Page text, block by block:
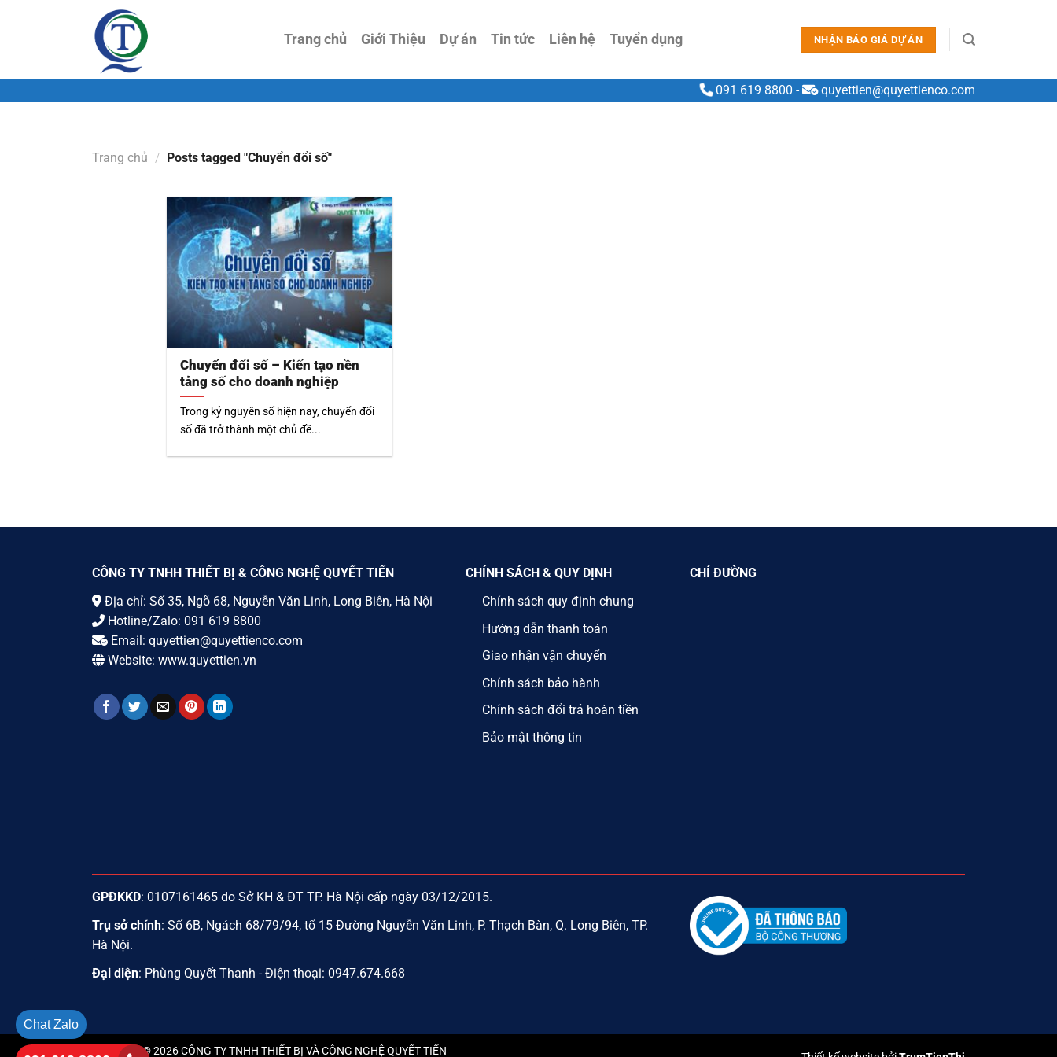
Trang chủ Giới Thiệu Dự án Tin tức Liên hệ Tuyển dụng NHẬN BÁO GIÁ DỰ ÁN
091 619 8800 - quyettien@quyettienco.com
Trang chủ / Posts tagged "Chuyển đổi số"
Chuyển đổi số – Kiến tạo nền
tảng số cho doanh nghiệp
Trong kỷ nguyên số hiện nay, chuyển đổi
số đã trở thành một chủ đề...
CÔNG TY TNHH THIẾT BỊ & CÔNG NGHỆ QUYẾT TIẾN
Địa chỉ: Số 35, Ngõ 68, Nguyễn Văn Linh, Long Biên, Hà Nội
Hotline/Zalo: 091 619 8800
Email: quyettien@quyettienco.com
Website: www.quyettien.vn
CHÍNH SÁCH & QUY DỊNH
Chính sách quy định chung
Hướng dẫn thanh toán
Giao nhận vận chuyển
Chính sách bảo hành
Chính sách đổi trả hoàn tiền
Bảo mật thông tin
CHỈ ĐƯỜNG
GPĐKKD: 0107161465 do Sở KH & ĐT TP. Hà Nội cấp ngày 03/12/2015.
Trụ sở chính: Số 6B, Ngách 68/79/94, tổ 15 Đường Nguyễn Văn Linh, P. Thạch Bàn, Q. Long Biên, TP.
Hà Nội.
Đại diện: Phùng Quyết Thanh - Điện thoại: 0947.674.668
Chat Zalo
Copyright © 2026 CÔNG TY TNHH THIẾT BỊ VÀ CÔNG NGHỆ QUYẾT TIẾN